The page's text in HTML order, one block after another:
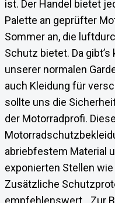
ist. Der Handel bietet
Palette an geprüfter
Sommer an, die
Schutz bietet. Da
unserer normalen
auch Kleidung für
sollte uns die
der Motorradprofi.
abriebfestem Material
exponierten Stellen
Zusätzliche
empfehlenswert. „Zur